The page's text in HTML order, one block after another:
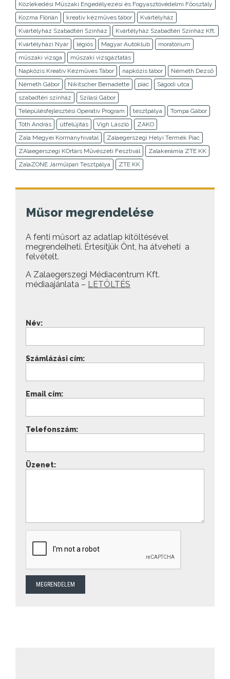
Közlekedési Műszaki Engedélyezési és Fogyasztóvédelmi Főosztály
Kozma Flórián
kreatív kézműves tábor
Kvártélyház
Kvártélyház Szabadtéri Színház
Kvártélyház Szabadtéri Színház Kft.
Kvártélyházi Nyár
légiós Magyar Autóklub
moratórium
műszaki vizsga
műszaki vizsgáztatás
Napközis Kreatív Kézműves Tábor
napközis tábor
Németh Dezső
Németh Gábor
Nikitscher Bernadette piac
Ságodi utca
szabadtéri színház
Szilasi Gábor
Településfejlesztési Operatív Program
tesztpálya
Tompa Gábor
Tóth András
útfelújítás Vigh László
ZAKO
Zala Megyei Kormányhivatal
Zalaegerszegi Helyi Termék Piac
ZAlaegerszegi KOrtárs Művészeti Fesztivál
Zalakerámia ZTE KK
ZalaZONE Járműipari Tesztpálya
ZTE KK
Műsor megrendelése
A fenti műsort az adatlap kitöltésével
megrendelheti. Értesítjük Önt, ha átveheti a
felvételt.
A Zalaegerszegi Médiacentrum Kft.
médiaajánlata – LETÖLTÉS
Név:
Számlázási cím:
Email cím:
Telefonszám:
Üzenet: